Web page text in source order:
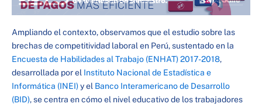
Ampliando el contexto, observamos que el estudio sobre las
brechas de competitividad laboral en Perú, sustentado en la
Encuesta de Habilidades al Trabajo (ENHAT) 2017-2018,
desarrollada por el Instituto Nacional de Estadística e
Informática (INEI)y el Banco Interamericano de Desarrollo
(BID), se centra en cómo el nivel educativo de los trabajadores